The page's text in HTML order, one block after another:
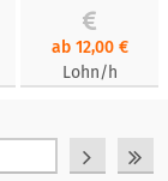
ab 12,00 €
Lohn/h